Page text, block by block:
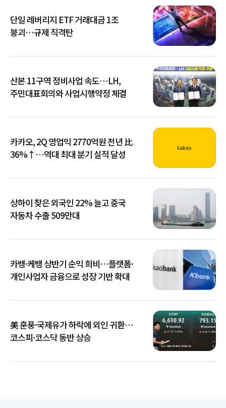
단일 레버리지 ETF 거래대금 1조
붕괴…규제 직격탄
산본 11구역 정비사업 속도…LH,
주민대표회의와 사업시행약정 체결
카카오, 2Q 영업익 2770억원 전년 比
36%↑…역대 최대 분기 실적 달성
상하이 찾은 외국인 22% 늘고 중국
자동차 수출 509만대
카뱅·케뱅 상반기 순익 희비…플랫폼·
개인사업자 금융으로 성장 기반 확대
美 훈풍·국제유가 하락에 외인 귀환…
코스피·코스닥 동반 상승